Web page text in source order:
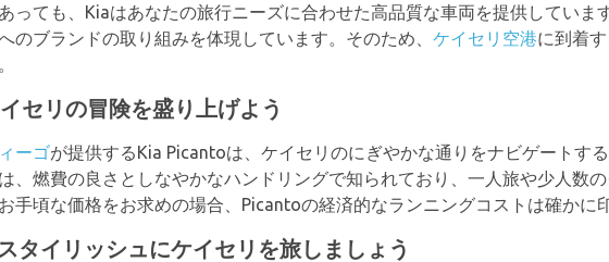
っても、Kiaはあなたの旅行ニーズに合わせた高品質な車両を提供していま
のブランドの取り組みを体現しています。そのため、 ケイセリ空港に到着
セリの冒険を盛り上げよう
ーゴが提供するKia Picantoは、ケイセリのにぎやかな通りをナビゲートす
、燃費の良さとしなやかなハンドリングで知られており、一人旅や少人数
手頃な価格をお求めの場合、Picantoの経済的なランニングコストは確かに
タイリッシュにケイセリを旅しましょう